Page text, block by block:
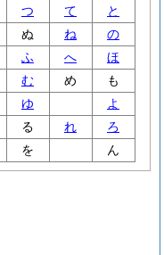
つ て
と
ぬ ね
の
ふ へ
ほ
む め
も
ゆ
よ
る れ
ろ
を ん